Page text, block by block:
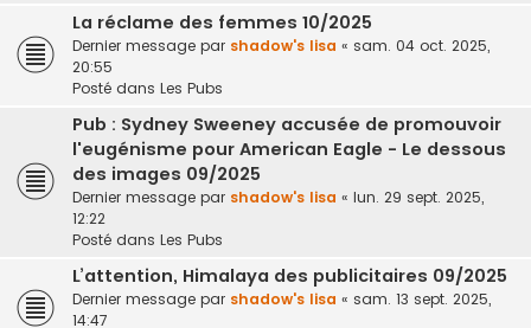
La réclame des femmes 10/2025
Dernier message par shadow's lisa « sam. 04 oct. 2025,
20:55
Posté dans Les Pubs
Pub : Sydney Sweeney accusée de promouvoir
l'eugénisme pour American Eagle - Le dessous
des images 09/2025
Dernier message par shadow's lisa « lun. 29 sept. 2025,
12:22
Posté dans Les Pubs
L’attention, Himalaya des publicitaires 09/2025
Dernier message par shadow's lisa « sam. 13 sept. 2025,
14:47